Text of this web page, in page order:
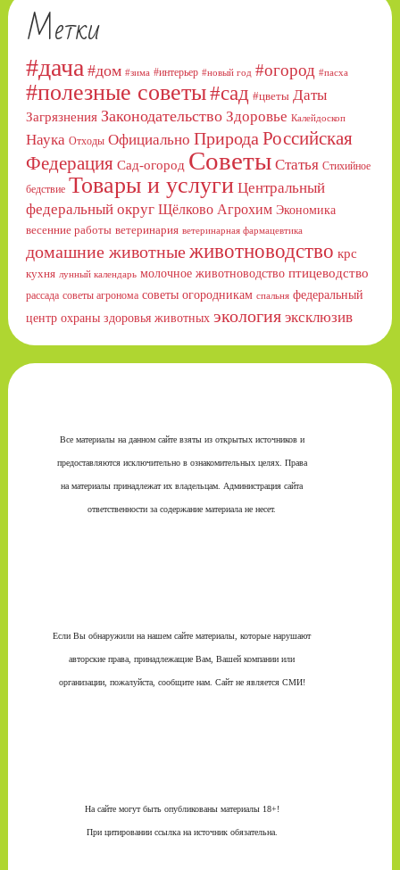
Метки
#дача #дом #зима #интерьер #новый год #огород #пасха
#полезные советы#сад #цветы Даты
Загрязнения Законодательство Здоровье Калейдоскоп
Наука Отходы Официально Природа Российская
Федерация Сад-огород Советы Статья Стихийное
бедствие Товары и услуги Центральный
федеральный округ Щёлково Агрохим Экономика
весенние работы ветеринария ветеринарная фармацевтика
домашние животныеживотноводство крс
кухня лунный календарь молочное животноводство птицеводство
рассада советы агронома советы огородникам спальня федеральный
центр охраны здоровья животных экология эксклюзив
Все материалы на данном сайте взяты из открытых источников и
предоставляются исключительно в ознакомительных целях. Права
на материалы принадлежат их владельцам. Администрация сайта
ответственности за содержание материала не несет.
Если Вы обнаружили на нашем сайте материалы, которые нарушают
авторские права, принадлежащие Вам, Вашей компании или
организации, пожалуйста, сообщите нам. Сайт не является СМИ!
На сайте могут быть опубликованы материалы 18+!
При цитировании ссылка на источник обязательна.